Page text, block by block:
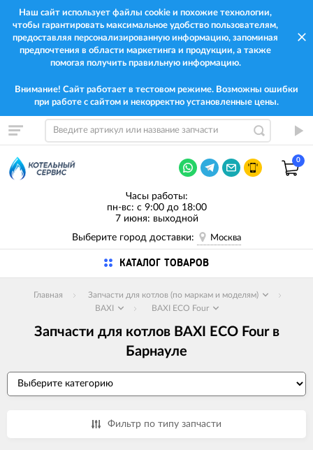
Наш сайт использует файлы cookie и похожие технологии,
чтобы гарантировать максимальное удобство пользователям,
предоставляя персонализированную информацию, запоминая
предпочтения в области маркетинга и продукции, а также
помогая получить правильную информацию.
Внимание! Сайт работает в тестовом режиме. Возможны ошибки
при работе с сайтом и некорректно установленные цены.
0
Часы работы:
пн-вс: с 9:00 до 18:00
7 июня: выходной
Выберите город доставки:
Москва
КАТАЛОГ ТОВАРОВ
Главная
Запчасти для котлов (по маркам и моделям)
BAXI
BAXI ECO Four
Запчасти для котлов BAXI ECO Four в
Барнауле
Фильтр по типу запчасти